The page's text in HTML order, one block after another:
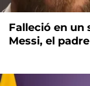
Falleció en un
Messi, el